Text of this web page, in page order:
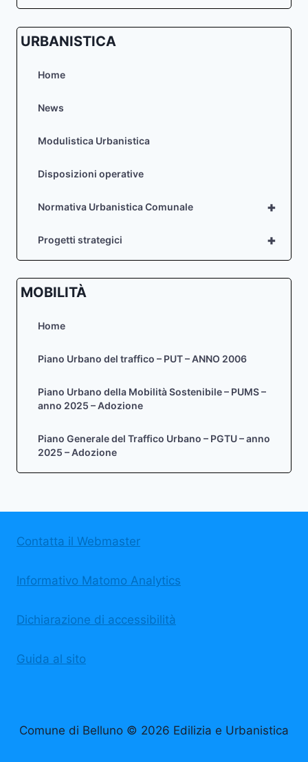
URBANISTICA
Home
News
Modulistica Urbanistica
Disposizioni operative
+
Normativa Urbanistica Comunale
+
Progetti strategici
MOBILITÀ
Home
Piano Urbano del traffico – PUT – ANNO 2006
Piano Urbano della Mobilità Sostenibile – PUMS –
anno 2025 – Adozione
Piano Generale del Traffico Urbano – PGTU – anno
2025 – Adozione
Contatta il Webmaster
Informativo Matomo Analytics
Dichiarazione di accessibilità
Guida al sito
Comune di Belluno © 2026 Edilizia e Urbanistica